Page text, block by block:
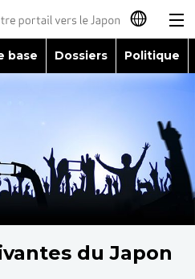
日本語
繁體字
Español
العربية
base Dossiers Politique
du Japon